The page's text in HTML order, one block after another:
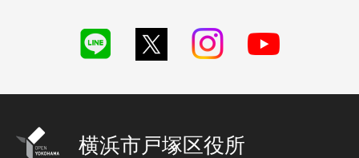
横浜市戸塚区役所